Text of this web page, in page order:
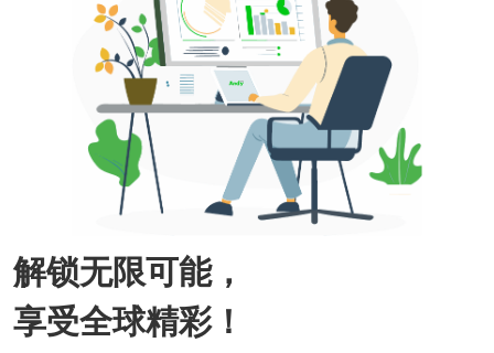
解锁无限可能，
享受全球精彩！